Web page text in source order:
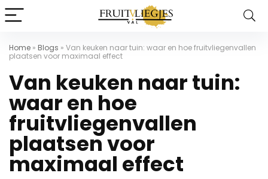
Home » Blogs » Van keuken naar tuin: waar en hoe fruitvliegenvallen
plaatsen voor maximaal effect
Van keuken naar tuin:
waar en hoe
fruitvliegenvallen
plaatsen voor
maximaal effect